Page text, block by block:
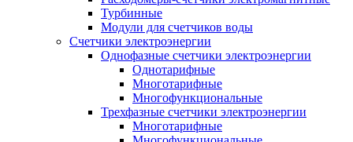
Турбинные
Модули для счетчиков воды
Счетчики электроэнергии
Однофазные счетчики электроэнергии
Однотарифные
Многотарифные
Многофункциональные
Трехфазные счетчики электроэнергии
Многотарифные